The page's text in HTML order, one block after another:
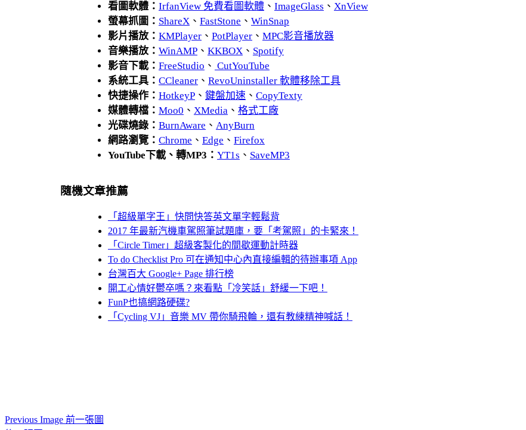
看圖軟體： IrfanView 免費看圖軟體、 ImageGlass 、 XnView
螢幕抓圖： ShareX、 FastStone 、 WinSnap
影片播放： KMPlayer、 PotPlayer、 MPC影音播放器
音樂播放： WinAMP、 KKBOX、 Spotify
影音下載： FreeStudio 、 CutYouTube
系統工具： CCleaner、 RevoUninstaller 軟體移除工具
快捷操作： HotkeyP、 鍵盤加速、 CopyTexty
媒體轉檔： Moo0 、 XMedia、 格式工廠
光碟燒錄： BurnAware 、 AnyBurn
網路瀏覽： Chrome 、 Edge 、 Firefox
YouTube下載、轉MP3： YT1s 、 SaveMP3
隨機文章推薦
「超級單字王」快問快答英文單字輕鬆背
2017 年最新汽機車駕照筆試題庫，要「考駕照」的卡緊來！
「Circle Timer」超級客製化的間歇運動計時器
To do Checklist Pro 可在通知中心內直接編輯的待辦事項 App
台灣百大 Google+ Page 排行榜
開工心情好鬱卒嗎？來看點「冷笑話」舒緩一下吧！
FunP也搞網路硬碟?
「Cycling VJ」音樂 MV 帶你騎飛輪，還有教練精神喊話！
Previous Image 前一張圖